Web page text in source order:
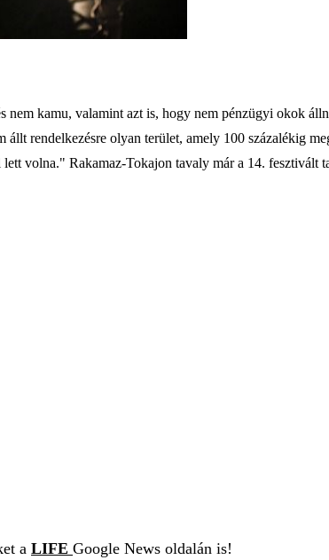
kamu, valamint azt is, hogy nem pénzügyi okok
rendelkezésre olyan terület, amely 100 százalékig
volna." Rakamaz-Tokajon tavaly már a 14. fesztivált
a LIFE Google News oldalán is!